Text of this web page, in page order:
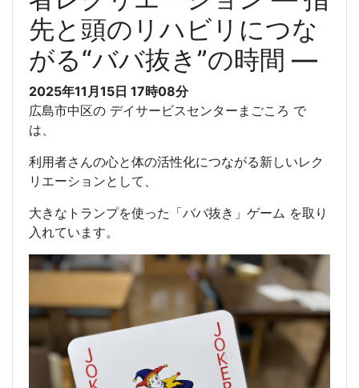
先と頭のリハビリにつな
がる“ババ抜き”の時間 ―
2025年11月15日 17時08分
広島市中区の デイサービスセンターまごころ で
は、
利用者さんの心と体の活性化につながる新しいレク
リエーションとして、
大きなトランプを使った「ババ抜き」ゲーム を取り
入れています。